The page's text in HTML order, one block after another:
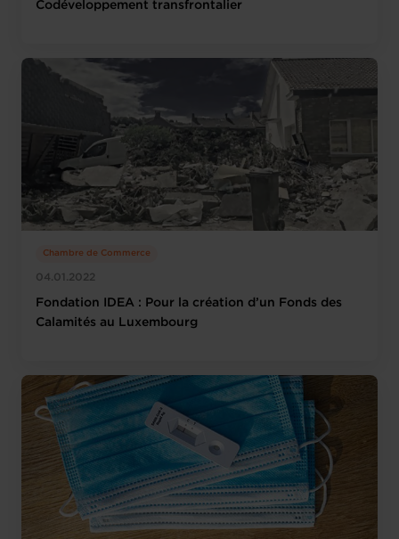
Codéveloppement transfrontalier
04.01.2022
Chambre de Commerce
Fondation IDEA : Pour la création d’un Fonds des
Calamités au Luxembourg